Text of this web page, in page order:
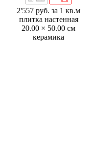
2'557 руб. за 1 кв.м
плитка настенная
20.00 × 50.00 см
керамика